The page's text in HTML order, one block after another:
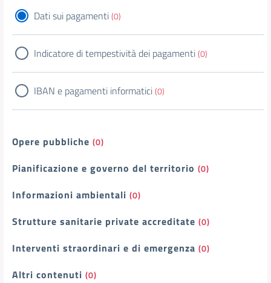
Dati sui pagamenti(0)
Indicatore di tempestività dei pagamenti(0)
IBAN e pagamenti informatici(0)
Opere pubbliche (0)
Pianificazione e governo del territorio (0)
Informazioni ambientali (0)
Strutture sanitarie private accreditate (0)
Interventi straordinari e di emergenza (0)
Altri contenuti (0)